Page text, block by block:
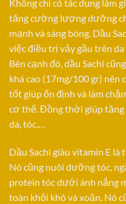
Không chỉ có tác dụng làm
tăng cường lượng dưỡng
mạnh và sáng bóng. Dầu
việc điều trị vảy gầu trên
Bên cạnh đó, dầu Sachi
khá cao (17mg/100 gr) nên
tốt giúp ổn định và làm
cơ thể. Đồng thời giúp tăng
da, tóc,…
Dầu Sachi giàu vitamin E
Nó cũng nuôi dưỡng tóc,
protein tóc dưới ánh nắng
toàn khỏi khô và xoăn. Nó